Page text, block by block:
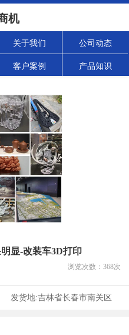
机
关于我们 公司动态
客户案例 产品知识
显-改装车3D打印
浏览次数： 368次
发货地:吉林省长春市南关区